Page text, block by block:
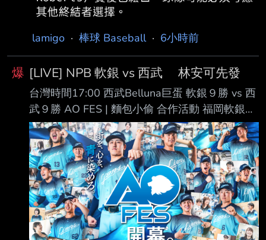
lamigo · 棒球 Baseball· 6小時前
爆 [LIVE] NPB 軟銀 vs 西武 林安可先發
台灣時間17:00 西武Belluna巨蛋 軟銀９勝 vs 西
武９勝 AO FES | 麵包小偷 合作活動 福岡軟銀鷹
(63-35) Ｍ３５ AVG OBP SLG OPS HR RBI PA
１. 正木智也 (R) 1B .276 .375 .508 .883 16 40
288 ２. 周東佑京 (L) CF .277 .346 .349 .695 1
26 400 ３. 近藤健介 (L) DH .314 .429 .589
1.017 23 82 413 ４. 栗原陵矢 (L) 3B .251 .3